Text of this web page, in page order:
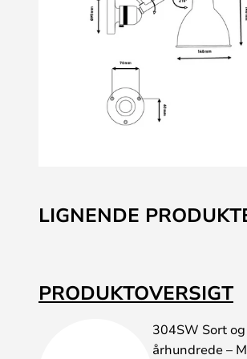
starten
LIGNENDE
PRODUKTOVERSIGT
304SW Sort
århundrede –